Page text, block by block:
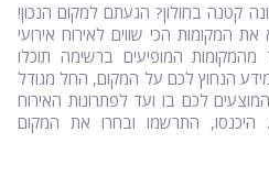
קטנה בחולון? הגעתם למקום הנכון!
המקומות הכי שווים לאירוח אירועי
המופיעים ברשימה תוכלו
הנחוץ לכם על המקום, החל מגודל
לכם בו ועד לפתרונות האירוח
היכנסו, התרשמו ובחרו את המקום